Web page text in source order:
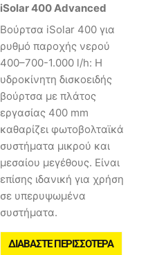
iSolar 400 Advanced
Βούρτσα iSolar 400 για
ρυθμό παροχής νερού
400–700-1.000 l/h: Η
υδροκίνητη δισκοειδής
βούρτσα με πλάτος
εργασίας 400 mm
καθαρίζει φωτοβολταϊκά
συστήματα μικρού και
μεσαίου μεγέθους. Είναι
επίσης ιδανική για χρήση
σε υπερυψωμένα
συστήματα.
ΔΙΑΒΆΣΤΕ ΠΕΡΙΣΣΌΤΕΡΑ